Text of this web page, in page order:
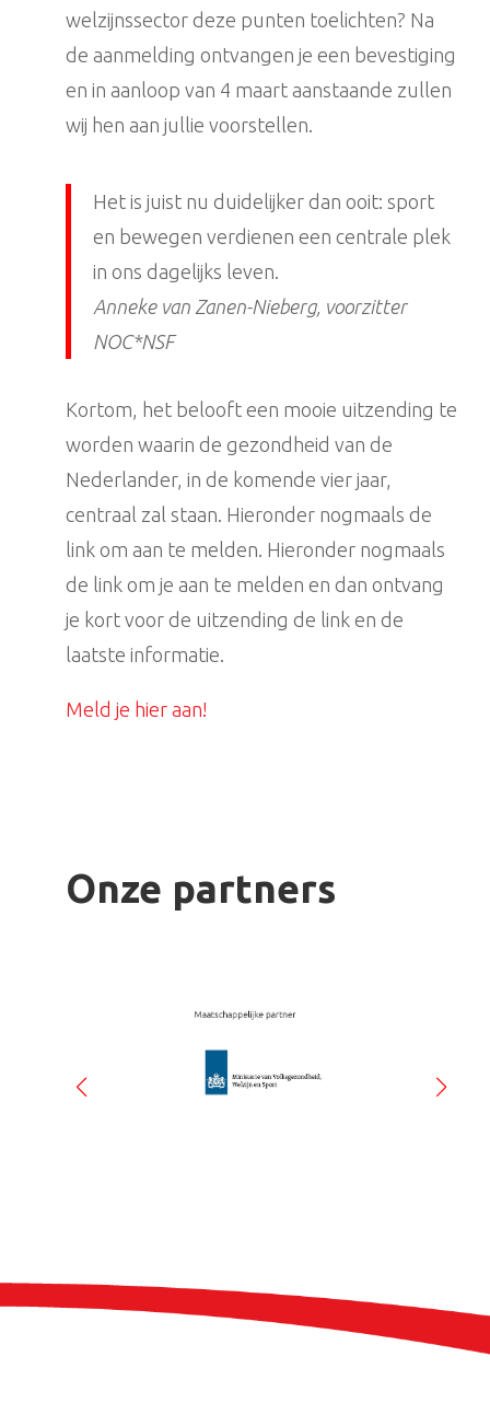
welzijnssector deze punten toelichten? Na
de aanmelding ontvangen je een bevestiging
en in aanloop van 4 maart aanstaande zullen
wij hen aan jullie voorstellen.
Het is juist nu duidelijker dan ooit: sport
en bewegen verdienen een centrale plek
in ons dagelijks leven.
Anneke van Zanen-Nieberg, voorzitter
NOC*NSF
Kortom, het belooft een mooie uitzending te
worden waarin de gezondheid van de
Nederlander, in de komende vier jaar,
centraal zal staan. Hieronder nogmaals de
link om aan te melden. Hieronder nogmaals
de link om je aan te melden en dan ontvang
je kort voor de uitzending de link en de
laatste informatie.
Meld je hier aan!
Onze partners